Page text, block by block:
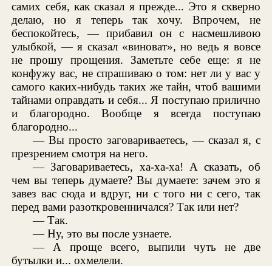
самих себя, как сказал я прежде... Это я скверно
делаю, но я теперь так хочу. Впрочем, не
беспокойтесь, — прибавил он с насмешливою
улыбкой, — я сказал «виноват», но ведь я вовсе
не прошу прощения. Заметьте себе еще: я не
конфужу вас, не спрашиваю о том: нет ли у вас у
самого каких-нибудь таких же тайн, чтоб вашими
тайнами оправдать и себя... Я поступаю прилично
и благородно. Вообще я всегда поступаю
благородно...
— Вы просто заговариваетесь, — сказал я, с
презрением смотря на него.
— Заговариваетесь, ха-ха-ха! А сказать, об
чем вы теперь думаете? Вы думаете: зачем это я
завез вас сюда и вдруг, ни с того ни с сего, так
перед вами разоткровенничался? Так или нет?
— Так.
— Ну, это вы после узнаете.
— А проще всего, выпили чуть не две
бутылки и... охмелели.